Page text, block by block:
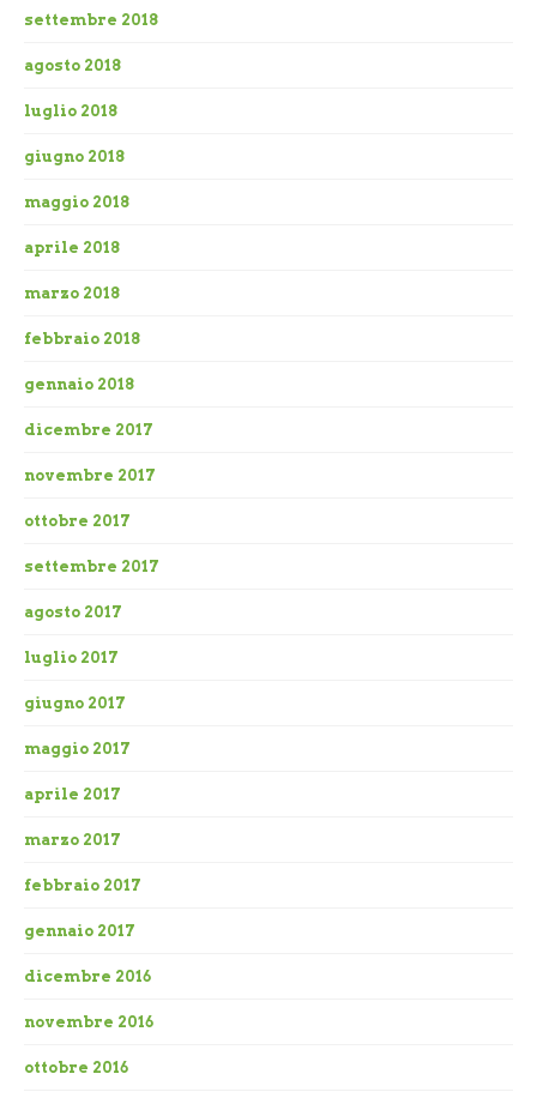
settembre 2018
agosto 2018
luglio 2018
giugno 2018
maggio 2018
aprile 2018
marzo 2018
febbraio 2018
gennaio 2018
dicembre 2017
novembre 2017
ottobre 2017
settembre 2017
agosto 2017
luglio 2017
giugno 2017
maggio 2017
aprile 2017
marzo 2017
febbraio 2017
gennaio 2017
dicembre 2016
novembre 2016
ottobre 2016